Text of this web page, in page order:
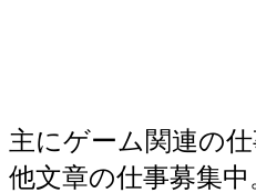
主にゲーム関連の
他文章の仕事募集中